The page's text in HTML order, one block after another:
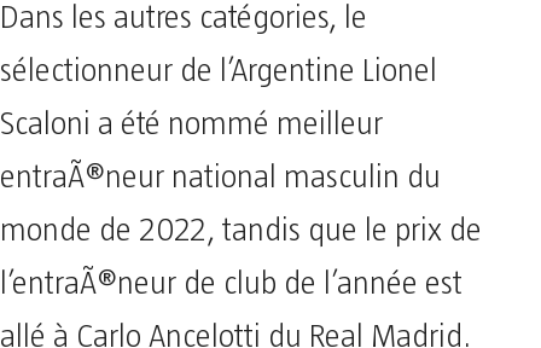
Dans les autres catégories, le
sélectionneur de l’Argentine Lionel
Scaloni a été nommé meilleur
entraÃ®neur national masculin du
monde de 2022, tandis que le prix de
l’entraÃ®neur de club de l’année est
allé à Carlo Ancelotti du Real Madrid.